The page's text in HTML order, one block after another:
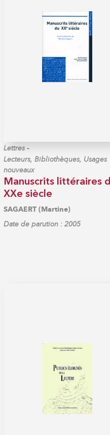
Lettres-
Lecteurs, Bibliothèques, Usages
nouveaux
Manuscrits littéraires
XXe siècle
SAGAERT (Martine)
Date de parution : 2005